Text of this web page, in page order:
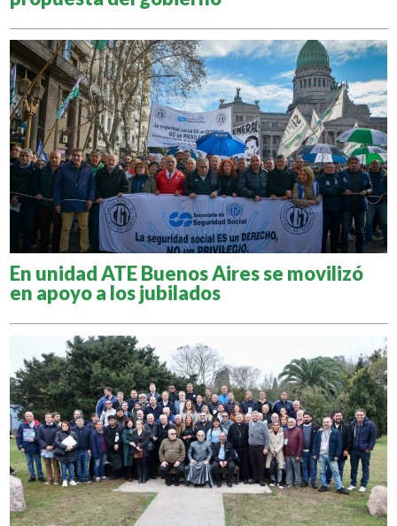
En unidad ATE Buenos Aires se movilizó
en apoyo a los jubilados